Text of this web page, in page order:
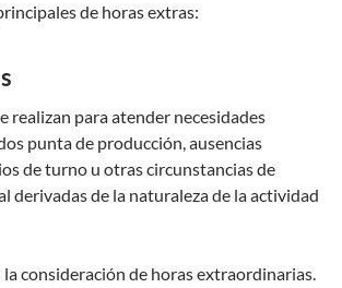
de horas extras:
realizan para atender necesidades
punta de producción, ausencias
de turno u otras circunstancias de
derivadas de la naturaleza de la actividad
la consideración de horas extraordinarias.